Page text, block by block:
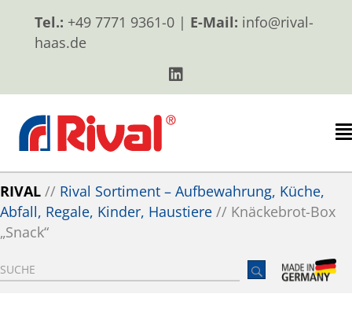
Tel.: +49 7771 9361-0 | E-Mail: info@rival-
haas.de
RIVAL // Rival Sortiment – Aufbewahrung, Küche,
Abfall, Regale, Kinder, Haustiere // Knäckebrot-Box
„Snack“